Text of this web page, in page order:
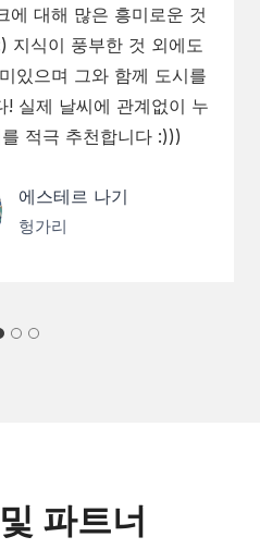
에 대해 많은 흥미로운 것
지식이 풍부한 것 외에도
있으며 그와 함께 도시를
! 실제 날씨에 관계없이 누
적극 추천합니다 :)))
에스테르 나기
헝가리
파트너